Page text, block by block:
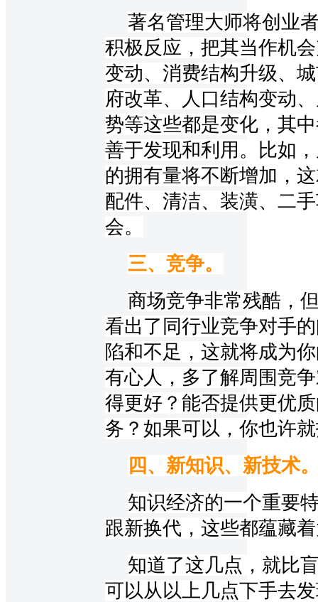
著名管理大师将创业
积极反应，把其当作机
变动、消费结构升级、
府改革、人口结构变动
势等这些都是变化，其
善于发现和利用。比如
的拥有量将不断增加，
配件、清洁、装潢、二
会。
三、竞争。
商场竞争非常残酷，
看出了同行业竞争对手
陷和不足，这就将成为
有心人，多了解周围竞
得更好？能否提供更优
务？如果可以，你也许
四、新知识、新技术
知识经济的一个重要
跟新换代，这些都蕴藏
知道了这几点，就比
可以从以上几点下手去